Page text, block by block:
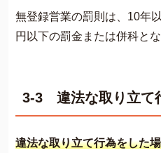
無登録営業の罰則は、10年
円以下の罰金または併科とな
3-3 違法な取り立て
違法な取り立て行為をした